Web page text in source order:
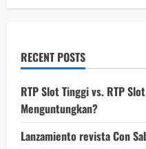
RECENT POSTS
RTP Slot Tinggi vs. RTP
Menguntungkan?
Lanzamiento revista Con